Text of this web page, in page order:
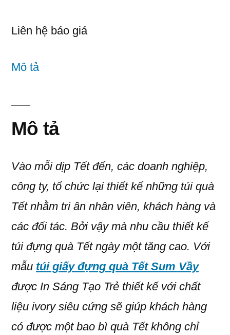
Liên hệ báo giá
Mô tả
Mô tả
Vào mỗi dịp Tết đến, các doanh nghiệp,
công ty, tổ chức lại thiết kế những túi quà
Tết nhằm tri ân nhân viên, khách hàng và
các đối tác. Bởi vậy mà nhu cầu thiết kế
túi đựng quà Tết ngày một tăng cao. Với
mẫu túi giấy đựng quà Tết Sum Vầy
được In Sáng Tạo Trẻ thiết kế với chất
liệu ivory siêu cứng sẽ giúp khách hàng
có được một bao bì quà Tết không chỉ